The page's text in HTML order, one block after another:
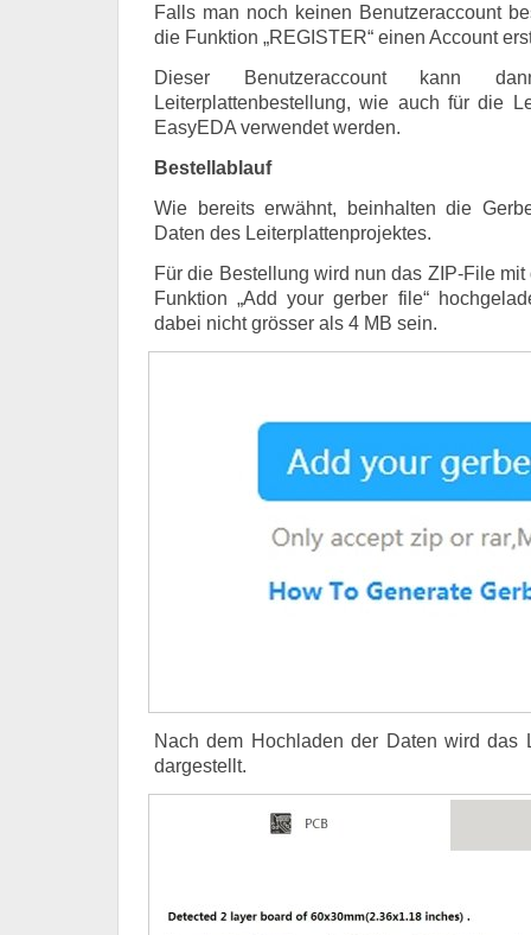
Falls man noch keinen Benutzeraccount
die Funktion „REGISTER“ einen Account
Dieser Benutzeraccount kann
Leiterplattenbestellung, wie auch für die
EasyEDA verwendet werden.
Bestellablauf
Wie bereits erwähnt, beinhalten die
Daten des Leiterplattenprojektes.
Für die Bestellung wird nun das ZIP-File
Funktion „Add your gerber file“
dabei nicht grösser als 4 MB sein.
Nach dem Hochladen der Daten wird das
dargestellt.